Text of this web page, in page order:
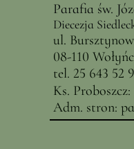
Parafia św.
Diecezja
ul.
08-110
tel. 25 643 52
Ks. Proboszcz:
Adm. stron: